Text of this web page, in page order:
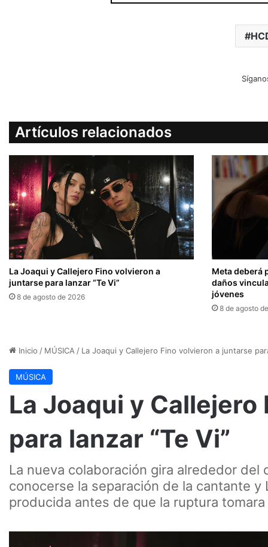
Artículos relacionados
La Joaqui y Callejero Fino volvieron a
juntarse para lanzar “Te Vi”
8 de agosto de 2026
Meta deberá
daños
jóvenes
8 de agosto